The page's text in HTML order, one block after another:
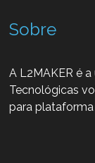
Sobre
A L2MAKER é
Tecnológicas
para plataforma